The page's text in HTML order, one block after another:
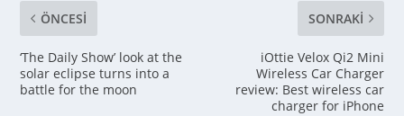
ÖNCESI
‘The Daily Show’ look at the
solar eclipse turns into a
battle for the moon
SONRAKI
iOttie Velox Qi2 Mini
Wireless Car Charger
review: Best wireless car
charger for iPhone